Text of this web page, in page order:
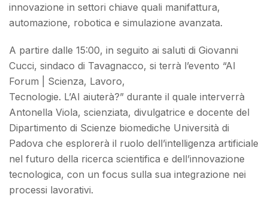
innovazione in settori chiave quali manifattura,
automazione, robotica e simulazione avanzata.
A partire dalle 15:00, in seguito ai saluti di Giovanni
Cucci, sindaco di Tavagnacco, si terrà l’evento “AI
Forum | Scienza, Lavoro,
Tecnologie. L’AI aiuterà?” durante il quale interverrà
Antonella Viola, scienziata, divulgatrice e docente del
Dipartimento di Scienze biomediche Università di
Padova che esplorerà il ruolo dell’intelligenza artificiale
nel futuro della ricerca scientifica e dell’innovazione
tecnologica, con un focus sulla sua integrazione nei
processi lavorativi.